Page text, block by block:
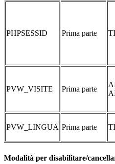
PHPSESSID Prima parte
PVW_VISITE Prima parte
PVW_LINGUA Prima parte
Modalità per disabilitare/